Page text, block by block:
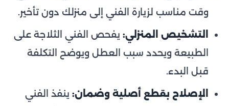
وقت مناسب لزيارة الفني إلى منزلك دون تأخير.
التشخيص المنزلي: يفحص الفني الثلاجة على
الطبيعة ويحدد سبب العطل ويوضح التكلفة
قبل البدء.
الإصلاح بقطع أصلية وضمان: ينفذ الفني